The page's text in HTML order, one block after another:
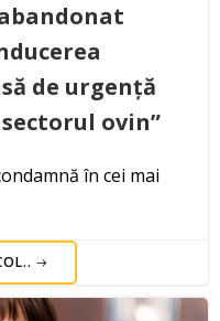
de urgență
ovin”
în cei mai